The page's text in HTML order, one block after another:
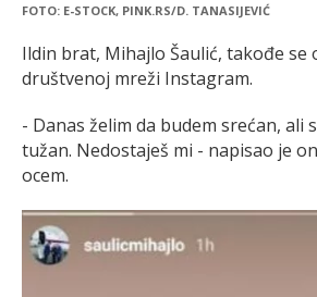
FOTO: E-STOCK, PINK.RS/D. TANASIJEVIĆ
Ildin brat, Mihajlo Šaulić, takođe se
društvenoj mreži Instagram.
- Danas želim da budem srećan, ali
tužan. Nedostaješ mi - napisao je
ocem.